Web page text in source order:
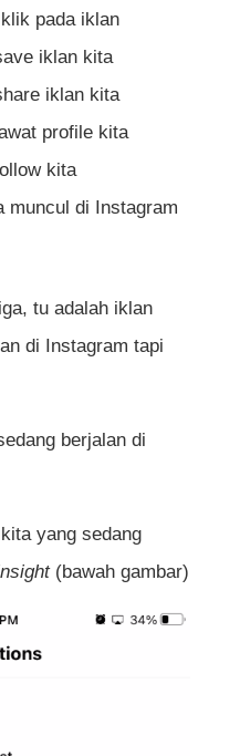
pada iklan
iklan kita
iklan kita
profile kita
kita
muncul di Instagram
tu adalah iklan
di Instagram tapi
berjalan di
yang sedang
(bawah gambar)